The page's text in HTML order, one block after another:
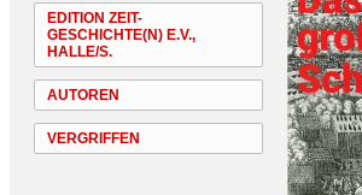
EDITION ZEIT-
GESCHICHTE(N) E.V.,
HALLE/S.
AUTOREN
VERGRIFFEN